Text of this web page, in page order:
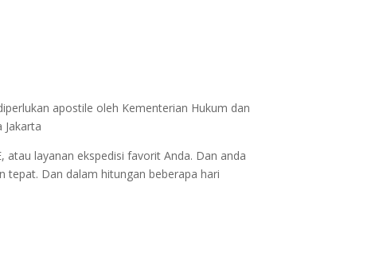
apostile oleh Kementerian Hukum dan
layanan ekspedisi favorit Anda. Dan anda
tepat. Dan dalam hitungan beberapa hari